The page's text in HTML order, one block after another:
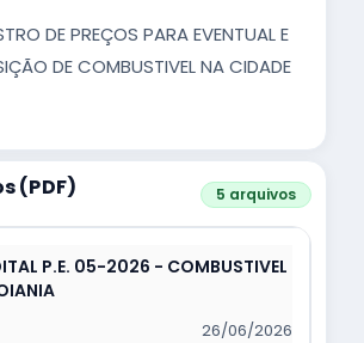
DE PREÇOS PARA EVENTUAL E
DE COMBUSTIVEL NA CIDADE
(PDF) 5 arquivos
P.E. 05-2026 - COMBUSTIVEL
26/06/2026